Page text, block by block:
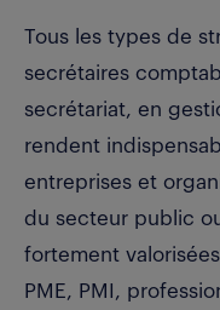
Tous les types de
secrétaires
secrétariat, en
rendent
entreprises et
du secteur public
fortement
PME, PMI,